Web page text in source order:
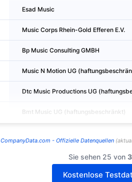
Esad Music
Music Corps Rhein-Gold Efferen E.V.
Bp Music Consulting GMBH
Music N Motion UG
Dtc Music Productions UG
Bmt Music UG (haftungsbeschränkt)
CompanyData.com - Offizielle Datenquellen(
Sie sehen 25 von
Kostenlose